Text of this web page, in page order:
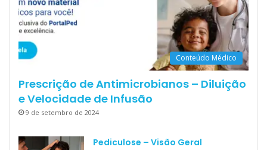
Conteúdo Médico
Prescrição de Antimicrobianos – Diluição
e Velocidade de Infusão
9 de setembro de 2024
Pediculose – Visão Geral